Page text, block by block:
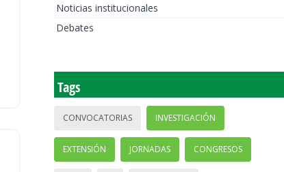
Noticias institucionales
Debates
Tags
CONVOCATORIAS INVESTIGACIÓN
EXTENSIÓN JORNADAS CONGRESOS